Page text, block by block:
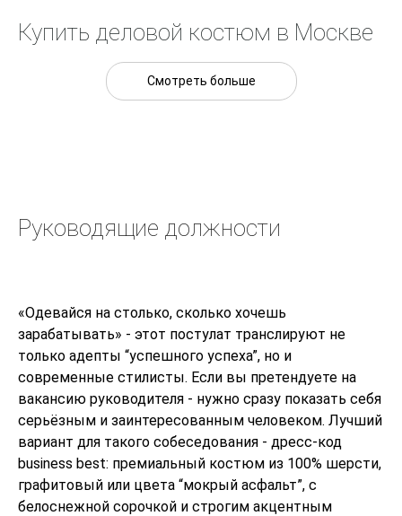
Купить деловой костюм в Москве
Смотреть больше
Руководящие должности
«Одевайся на столько, сколько хочешь
зарабатывать» - этот постулат транслируют не
только адепты “успешного успеха”, но и
современные стилисты. Если вы претендуете на
вакансию руководителя - нужно сразу показать себя
серьёзным и заинтересованным человеком. Лучший
вариант для такого собеседования - дресс-код
business best: премиальный костюм из 100% шерсти,
графитовый или цвета “мокрый асфальт”, с
белоснежной сорочкой и строгим акцентным